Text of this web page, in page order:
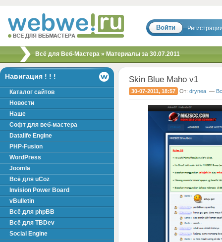
Скрипты, шаблоны,
модули, хаки для
вебмастера!
Войти
Всё для Веб-Мастера» Материалы за 30.07.2011
Skin Blue Maho v1
30-07-2011, 18:57 От: drynea —
Навигация ! ! !
Каталог сайтов
Новости
Наше
Софт для веб-мастера
Datalife Engine
PHP-Fusion
WordPress
Joomla
Всё для uCoz
Invision Power Board
vBulletin
Всё для phpBB
Всё для TBDev
Social Engine